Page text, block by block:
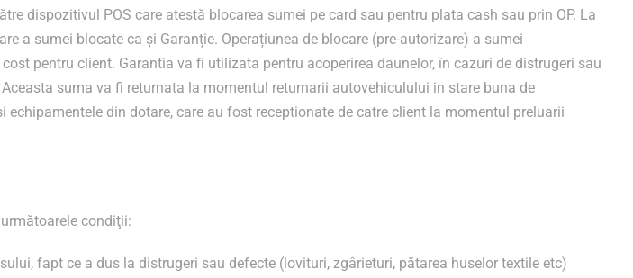
dispozitivul POS care atestă blocarea sumei pe card sau pentru plata cash sau prin OP. La
a sumei blocate ca și Garanție. Operațiunea de blocare (pre-autorizare) a sumei
pentru client. Garantia va fi utilizata pentru acoperirea daunelor, în cazuri de distrugeri sau
suma va fi returnata la momentul returnarii autovehiculului in stare buna de
din dotare, care au fost receptionate de catre client la momentul preluarii
condiţii:
fapt ce a dus la distrugeri sau defecte (lovituri, zgârieturi, pătarea huselor textile etc)